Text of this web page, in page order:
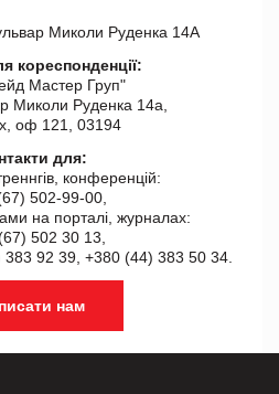
Миколи Руденка 14А
кореспонденції:
Мастер Груп"
Миколи Руденка 14а,
оф 121, 03194
для:
конференцій:
502-99-00,
на порталі, журналах:
502 30 13,
383 92 39, +380 (44) 383 50 34.
нам